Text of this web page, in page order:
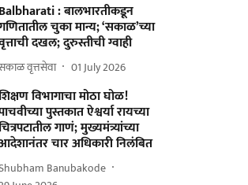
Balbharati : बालभारतीकडून
चुका मान्य; ‘सकाळ’च्या
दखल; दुरुस्तीची ग्वाही
वृत्तसेवा 01 July 2026
विभागाचा मोठा घोळ!
पुस्तकात ऐश्वर्या रायच्या
गाणं; मुख्यमंत्र्यांच्या
चार अधिकारी निलंबित
Banubakode